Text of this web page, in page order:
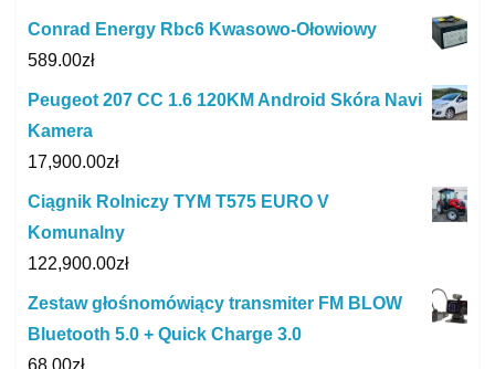
Conrad Energy Rbc6 Kwasowo-Ołowiowy
589.00zł
Peugeot 207 CC 1.6 120KM Android Skóra Navi
Kamera
17,900.00zł
Ciągnik Rolniczy TYM T575 EURO V
Komunalny
122,900.00zł
Zestaw głośnomówiący transmiter FM BLOW
Bluetooth 5.0 + Quick Charge 3.0
68.00zł